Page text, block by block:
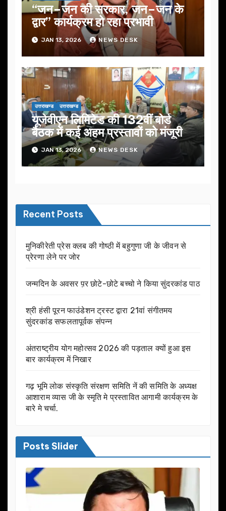
“जन–जन की सरकार, जन–जन के
द्वार” कार्यक्रम हो रहा प्रभावी
JAN 13, 2026 NEWS DESK
उत्तराखण्ड उत्तराखण्ड
यूजेवीएन लिमिटेड की 132वीं बोर्ड
बैठक में कई अहम प्रस्तावों को मंजूरी
JAN 13, 2026 NEWS DESK
Recent Posts
मुनिकीरेती प्रेस क्लब की गोष्ठी में बहुगुणा जी के जीवन से
प्रेरणा लेने पर जोर
जन्मदिन के अवसर प़र छोटे-छोटे बच्चो ने किया सुंदरकांड पाठ
श्री हंसी पूरन फाउंडेशन ट्रस्ट द्वारा 21वां संगीतमय
सुंदरकांड सफलतापूर्वक संपन्न
अंतराष्ट्रीय योग महोत्सव 2026 की पड़ताल क्यों हुआ इस
बार कार्यक्रम में निखार
गढ़ भूमि लोक संस्कृति संरक्षण समिति नें की समिति के अध्यक्ष
आशाराम व्यास जी के स्मृति मे प्रस्तावित आगामी कार्यक्रम के
बारे मे चर्चा.
Posts Slider